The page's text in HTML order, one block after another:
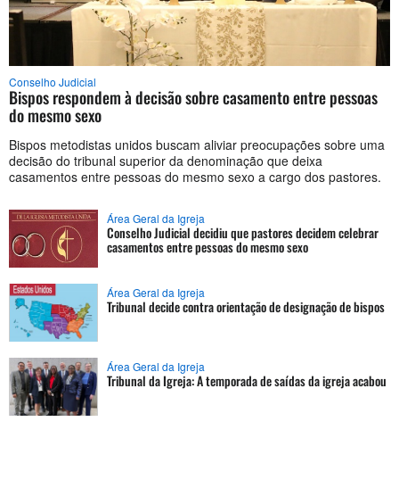
Conselho Judicial
Bispos respondem à decisão sobre casamento entre pessoas
do mesmo sexo
Bispos metodistas unidos buscam aliviar preocupações sobre uma
decisão do tribunal superior da denominação que deixa
casamentos entre pessoas do mesmo sexo a cargo dos pastores.
Área Geral da Igreja
Conselho Judicial decidiu que pastores decidem celebrar
casamentos entre pessoas do mesmo sexo
Área Geral da Igreja
Tribunal decide contra orientação de designação de bispos
Área Geral da Igreja
Tribunal da Igreja: A temporada de saídas da igreja acabou